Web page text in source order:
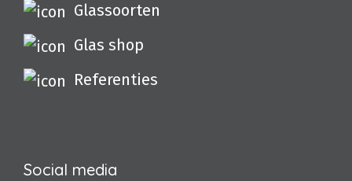
Glassoorten
Glas shop
Referenties
Social media